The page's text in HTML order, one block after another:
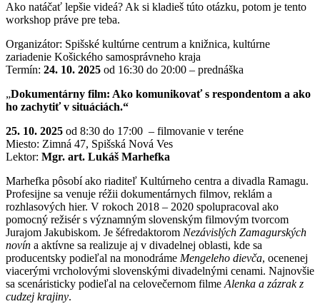
Ako natáčať lepšie videá? Ak si kladieš túto otázku, potom je tento
workshop práve pre teba.
Organizátor: Spišské kultúrne centrum a knižnica, kultúrne
zariadenie Košického samosprávneho kraja
Termín: 24. 10. 2025 od 16:30 do 20:00 – prednáška
„Dokumentárny film: Ako komunikovať s respondentom a ako
ho zachytiť v situáciách.“
25. 10. 2025 od 8:30 do 17:00 – filmovanie v teréne
Miesto: Zimná 47, Spišská Nová Ves
Lektor: Mgr. art. Lukáš Marhefka
Marhefka pôsobí ako riaditeľ Kultúrneho centra a divadla Ramagu.
Profesijne sa venuje réžii dokumentárnych filmov, reklám a
rozhlasových hier. V rokoch 2018 – 2020 spolupracoval ako
pomocný režisér s významným slovenským filmovým tvorcom
Jurajom Jakubiskom. Je šéfredaktorom Nezávislých Zamagurských
novín a aktívne sa realizuje aj v divadelnej oblasti, kde sa
producentsky podieľal na monodráme Mengeleho dievča, ocenenej
viacerými vrcholovými slovenskými divadelnými cenami. Najnovšie
sa scenáristicky podieľal na celovečernom filme Alenka a zázrak z
cudzej krajiny.